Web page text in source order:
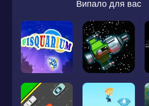
Випало для вас